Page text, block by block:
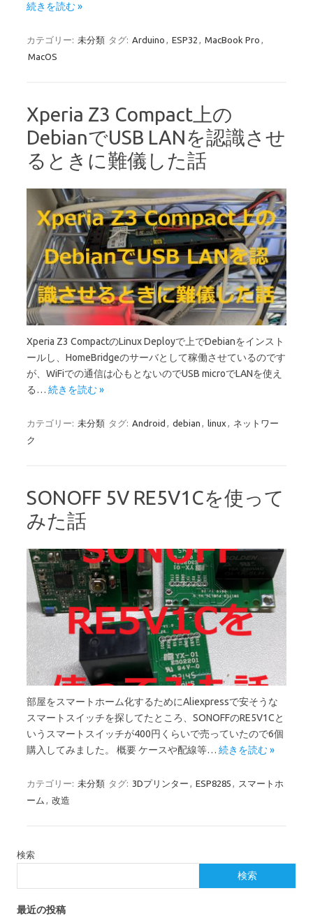
続きを読む »
カテゴリー: 未分類 タグ: Arduino , ESP32 , MacBook Pro ,
MacOS
Xperia Z3 Compact上の
DebianでUSB LANを認識させ
るときに難儀した話
Xperia Z3 CompactのLinux Deployで上でDebianをインスト
ールし、HomeBridgeのサーバとして稼働させているのです
が、WiFiでの通信は心もとないのでUSB microでLANを使え
る… 続きを読む »
カテゴリー: 未分類 タグ: Android , debian , linux , ネットワー
ク
SONOFF 5V RE5V1Cを使って
みた話
部屋をスマートホーム化するためにAliexpressで安そうな
スマートスイッチを探してたところ、SONOFFのRE5V1Cと
いうスマートスイッチが400円くらいで売っていたので6個
購入してみました。 概要 ケースや配線等… 続きを読む »
カテゴリー: 未分類 タグ: 3Dプリンター ESP8285
スマートホ
ーム
改造
検索
検索
最近の投稿